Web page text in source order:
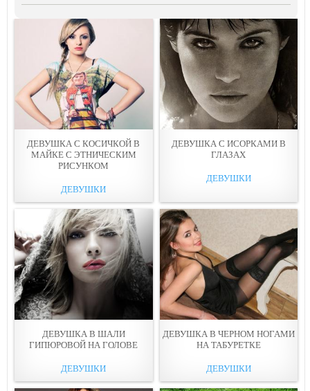
ДЕВУШКА С КОСИЧКОЙ В
МАЙКЕ С ЭТНИЧЕСКИМ
РИСУНКОМ
ДЕВУШКИ
ДЕВУШКА С ИСОРКАМИ В
ГЛАЗАХ
ДЕВУШКИ
ДЕВУШКА В ШАЛИ
ГИПЮРОВОЙ НА ГОЛОВЕ
ДЕВУШКИ
ДЕВУШКА В ЧЕРНОМ НОГАМИ
НА ТАБУРЕТКЕ
ДЕВУШКИ